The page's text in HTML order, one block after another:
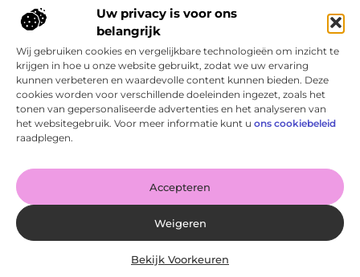
Uw privacy is voor ons
belangrijk
Wij gebruiken cookies en vergelijkbare technologieën om inzicht te
krijgen in hoe u onze website gebruikt, zodat we uw ervaring
kunnen verbeteren en waardevolle content kunnen bieden. Deze
cookies worden voor verschillende doeleinden ingezet, zoals het
tonen van gepersonaliseerde advertenties en het analyseren van
het websitegebruik. Voor meer informatie kunt u ons cookiebeleid
raadplegen.
Accepteren
Weigeren
Bekijk Voorkeuren
Http 401 error – Wat is het en hoe los je het op?
Goed artikel? Deel hem dan op: Share on X (Twitter)
Share on Facebook Share on Pinterest Share on